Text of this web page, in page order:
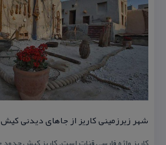
شهر زیرزمینی كاریز از جاهای دیدنی كیش